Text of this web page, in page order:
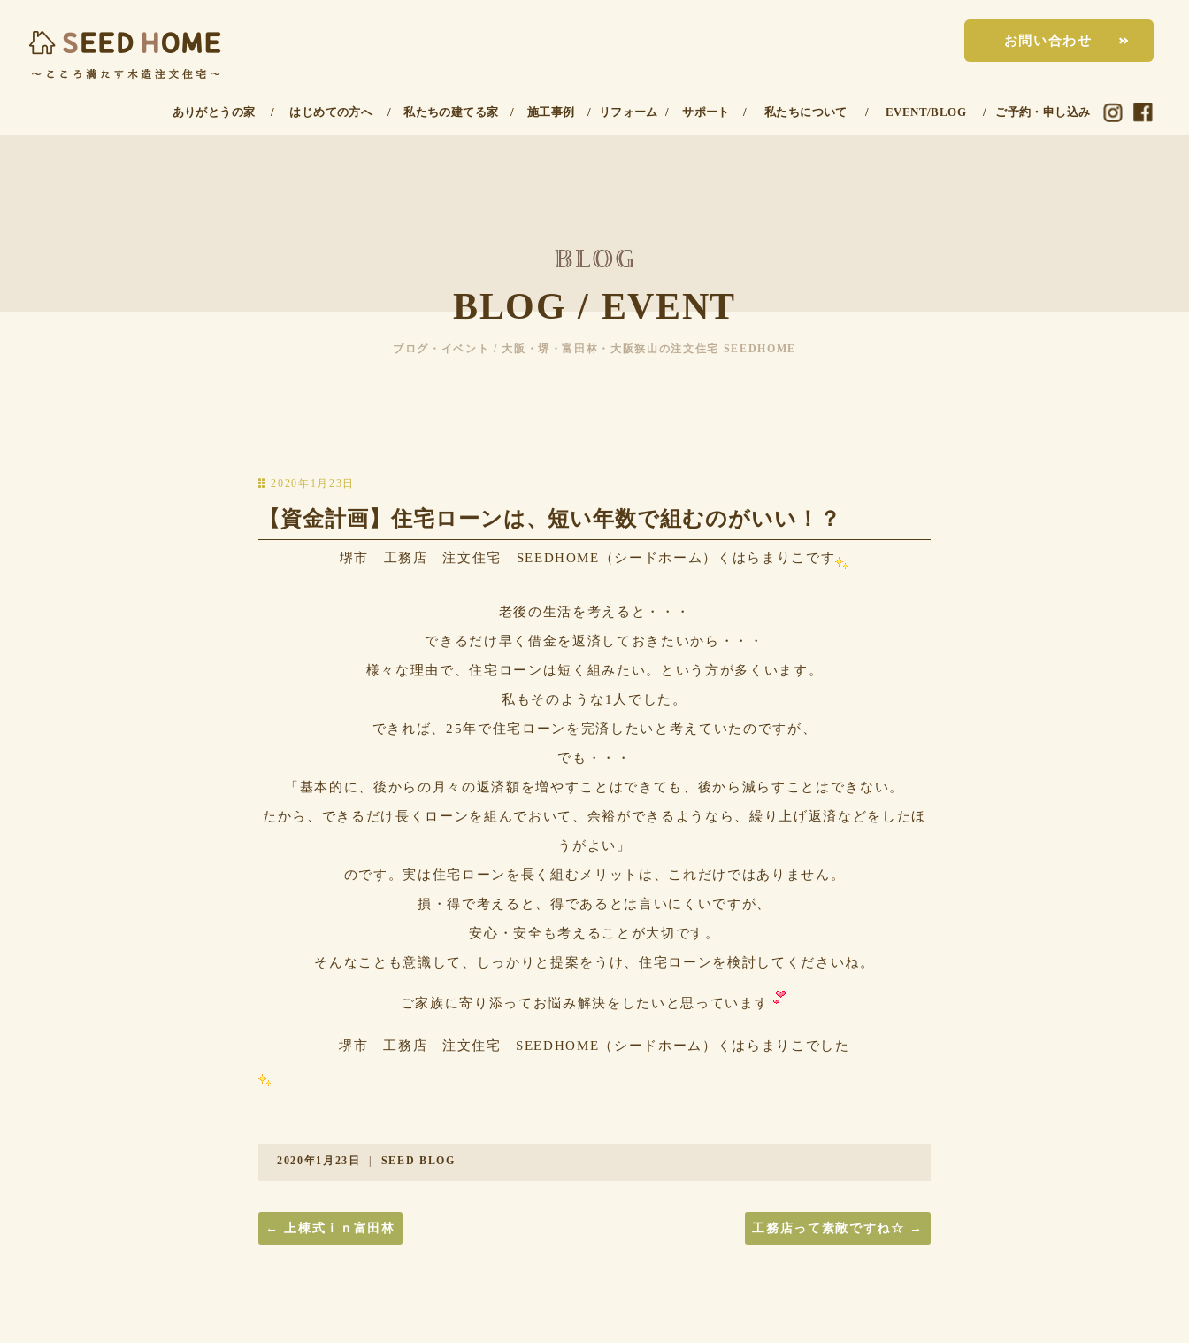
お問い合わせ
ありがとうの家 / はじめての方へ / 私たちの建てる家 / 施工事例 / リフォーム / サポート / 私たちについて / EVENT/BLOG / ご予約・申し込み
BLOG / EVENT
ブログ・イベント / 大阪・堺・富田林・大阪狭山の注文住宅 SEEDHOME
2020年1月23日
【資金計画】住宅ローンは、短い年数で組むのがいい！？
堺市 工務店 注文住宅 SEEDHOME（シードホーム）くはらまりこです
老後の生活を考えると・・・
できるだけ早く借金を返済しておきたいから・・・
様々な理由で、住宅ローンは短く組みたい。という方が多くいます。
私もそのような1人でした。
できれば、25年で住宅ローンを完済したいと考えていたのですが、
でも・・・
「基本的に、後からの月々の返済額を増やすことはできても、後から減らすことはできない。
たから、できるだけ長くローンを組んでおいて、余裕ができるようなら、繰り上げ返済などをしたほ
うがよい」
のです。実は住宅ローンを長く組むメリットは、これだけではありません。
損・得で考えると、得であるとは言いにくいですが、
安心・安全も考えることが大切です。
そんなことも意識して、しっかりと提案をうけ、住宅ローンを検討してくださいね。
ご家族に寄り添ってお悩み解決をしたいと思っています
堺市 工務店 注文住宅 SEEDHOME（シードホーム）くはらまりこでした
2020年1月23日 SEED BLOG
← 上棟式ｉｎ富田林 工務店って素敵ですね☆ →